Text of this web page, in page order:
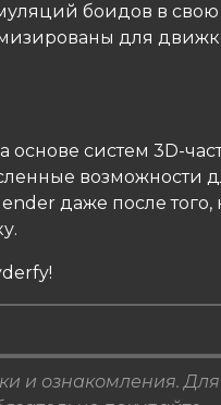
боидов в свою
для
основе систем 3D-
возможности
даже после того,
и ознакомления. Для